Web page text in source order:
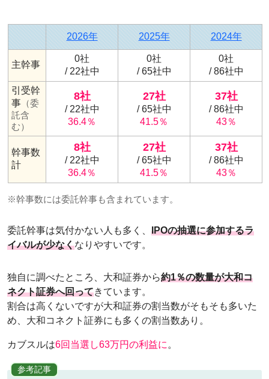
2026年 2025年 2024年
主幹事
0社
/ 22社中
0社
/ 65社中
0社
/ 86社中
引受幹
事 （委
託含
む）
8社
/ 22社中
36.4％
27社
/ 65社中
41.5％
37社
/ 86社中
43％
幹事数
計
8社
/ 22社中
36.4％
27社
/ 65社中
41.5％
37社
/ 86社中
43％
※幹事数には委託幹事も含まれています。
委託幹事は気付かない人も多く、 IPOの抽選に参加するラ
イバルが少なくなりやすいです。
独自に調べたところ、大和証券から約1％の数量が大和コ
ネクト証券へ回ってきています。
割合は高くないですが大和証券の割当数がそもそも多いた
め、大和コネクト証券にも多くの割当数あり。
カブスルは6回当選し63万円の利益に 。
参考記事